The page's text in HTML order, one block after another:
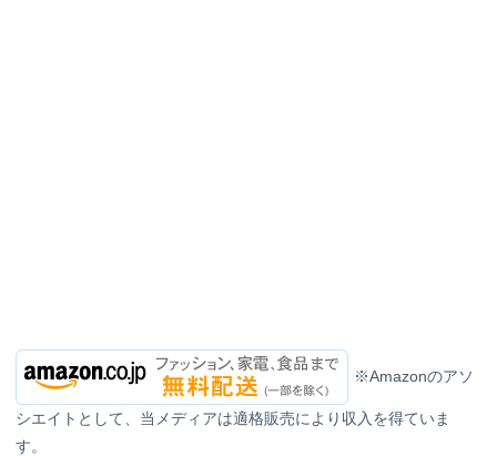
※Amazonのアソ
シエイトとして、当メディアは適格販売により収入を得ていま
す。